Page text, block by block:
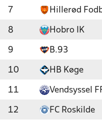
7 Hillerød
8 Hobro IK
9 B.93
10 HB Køge
11 Vendsyssel
12 FC Roskilde